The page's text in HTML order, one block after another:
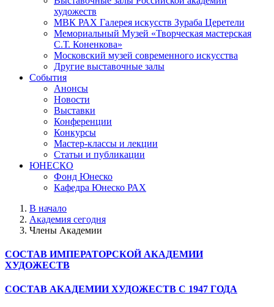
художеств
МВК РАХ Галерея искусств Зураба Церетели
Мемориальный Музей «Творческая мастерская
С.Т. Коненкова»
Московский музей современного искусства
Другие выставочные залы
События
Анонсы
Новости
Выставки
Конференции
Конкурсы
Мастер-классы и лекции
Статьи и публикации
ЮНЕСКО
Фонд Юнеско
Кафедра Юнеско РАХ
В начало
Академия сегодня
Члены Академии
СОСТАВ ИМПЕРАТОРСКОЙ АКАДЕМИИ
ХУДОЖЕСТВ
СОСТАВ АКАДЕМИИ ХУДОЖЕСТВ С 1947 ГОДА